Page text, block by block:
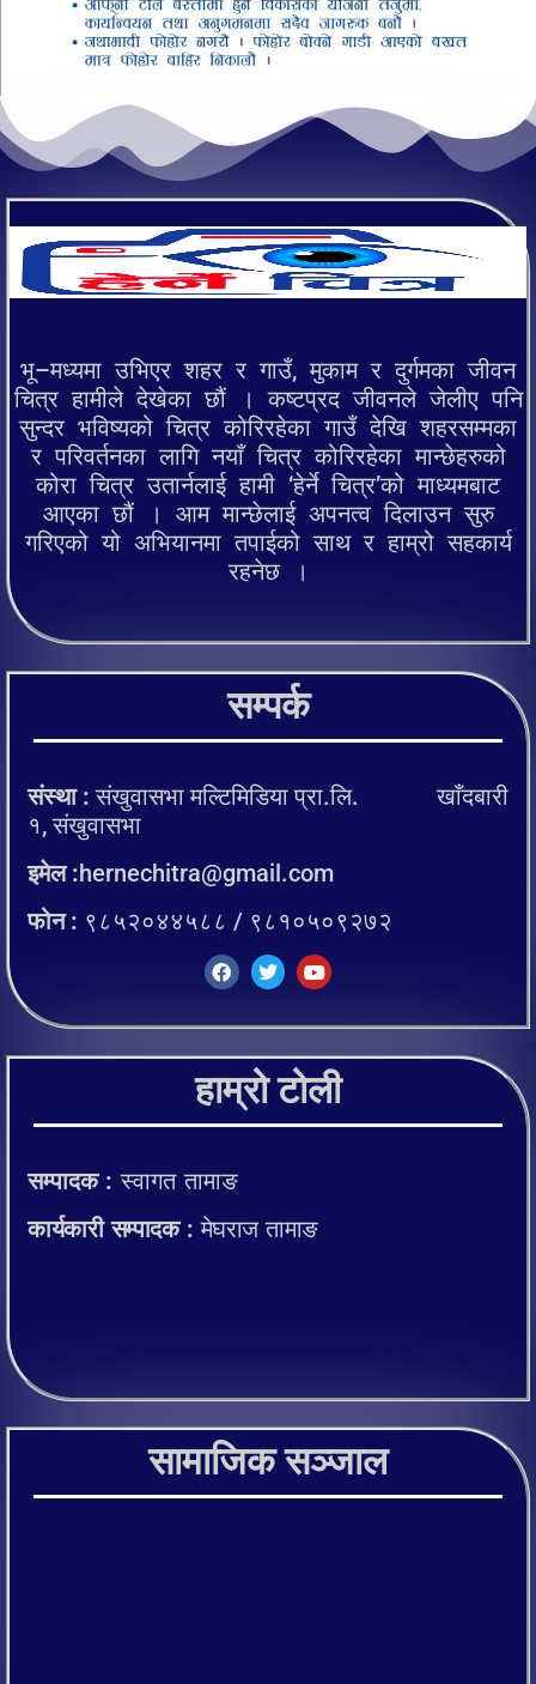
भू–मध्यमा उभिएर शहर र गाउँ, मुकाम र दुर्गमका जीवन
चित्र हामीले देखेका छौं । कष्टप्रद जीवनले जेलीए पनि
सुन्दर भविष्यको चित्र कोरिरहेका गाउँ देखि शहरसम्मका
र परिवर्तनका लागि नयाँ चित्र कोरिरहेका मान्छेहरुको
कोरा चित्र उतार्नलाई हामी ‘हेर्ने चित्र’को माध्यमबाट
आएका छौं । आम मान्छेलाई अपनत्व दिलाउन सुरु
गरिएको यो अभियानमा तपाईको साथ र हाम्रो सहकार्य
रहनेछ ।
सम्पर्क
संस्था : संखुवासभा मल्टिमिडिया प्रा.लि. खाँदबारी
१, संखुवासभा
इमेल :hernechitra@gmail.com
फोन : ९८५२०४४५८८ / ९८१०५०९२७२
हाम्रो टोली
सम्पादक :स्वागत तामाङ
कार्यकारी सम्पादक :मेघराज तामाङ
सामाजिक सञ्जाल